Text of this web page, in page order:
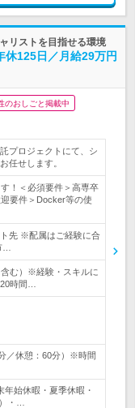
リストを目指せる環境
休125日／月給29万円
のおしごと掲載中
プロジェクトにて、シ
任せします。
！＜必須要件＞高専卒
要件＞Docker等の使
先 ※配属はご経験に合
…
む）※経験・スキルに
時間…
／休憩：60分）※時間
年始休暇・夏季休暇・
・…